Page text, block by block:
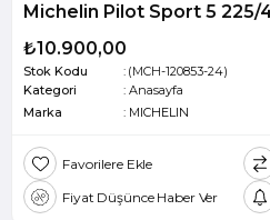
Michelin Pilot Sport 5 225/
₺10.900,00
Stok Kodu
(MCH-120853-24)
Kategori
: Anasayfa
Marka
: MICHELIN
Favorilere Ekle
Fiyat Düşünce Haber Ver